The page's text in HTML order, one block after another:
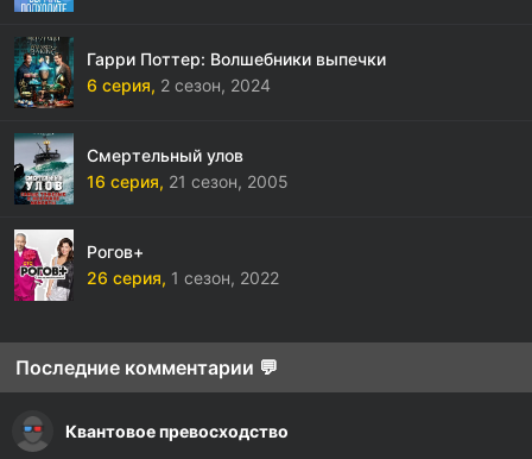
Гарри Поттер: Волшебники выпечки
6 серия, 2 сезон, 2024
Смертельный улов
16 серия, 21 сезон, 2005
Рогов+
26 серия, 1 сезон, 2022
Последние комментарии 💬
Квантовое превосходство